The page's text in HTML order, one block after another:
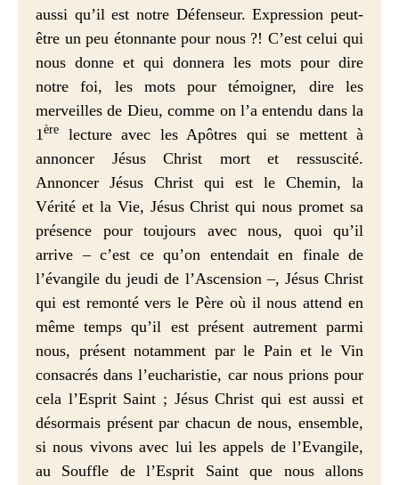
aussi qu’il est notre Défenseur. Expression peut-
être un peu étonnante pour nous ?! C’est celui qui
nous donne et qui donnera les mots pour dire
notre foi, les mots pour témoigner, dire les
merveilles de Dieu, comme on l’a entendu dans la
1ère
lecture avec les Apôtres qui se mettent à
annoncer Jésus Christ mort et ressuscité.
Annoncer Jésus Christ qui est le Chemin, la
Vérité et la Vie, Jésus Christ qui nous promet sa
présence pour toujours avec nous, quoi qu’il
arrive – c’est ce qu’on entendait en finale de
l’évangile du jeudi de l’Ascension –, Jésus Christ
qui est remonté vers le Père où il nous attend en
même temps qu’il est présent autrement parmi
nous, présent notamment par le Pain et le Vin
consacrés dans l’eucharistie, car nous prions pour
cela l’Esprit Saint ; Jésus Christ qui est aussi et
désormais présent par chacun de nous, ensemble,
si nous vivons avec lui les appels de l’Evangile,
au Souffle de l’Esprit Saint que nous allons